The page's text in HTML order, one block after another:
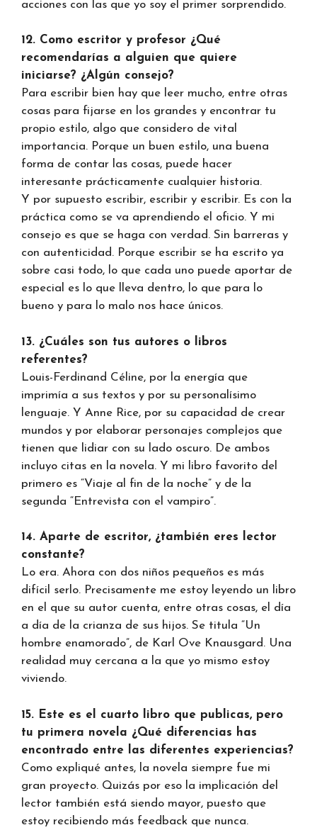
acciones con las que yo soy el primer sorprendido.
12. Como escritor y profesor ¿Qué
recomendarías a alguien que quiere
iniciarse? ¿Algún consejo?
Para escribir bien hay que leer mucho, entre otras
cosas para fijarse en los grandes y encontrar tu
propio estilo, algo que considero de vital
importancia. Porque un buen estilo, una buena
forma de contar las cosas, puede hacer
interesante prácticamente cualquier historia.
Y por supuesto escribir, escribir y escribir. Es con la
práctica como se va aprendiendo el oficio. Y mi
consejo es que se haga con verdad. Sin barreras y
con autenticidad. Porque escribir se ha escrito ya
sobre casi todo, lo que cada uno puede aportar de
especial es lo que lleva dentro, lo que para lo
bueno y para lo malo nos hace únicos.
13. ¿Cuáles son tus autores o libros
referentes?
Louis-Ferdinand Céline, por la energía que
imprimía a sus textos y por su personalísimo
lenguaje. Y Anne Rice, por su capacidad de crear
mundos y por elaborar personajes complejos que
tienen que lidiar con su lado oscuro. De ambos
incluyo citas en la novela. Y mi libro favorito del
primero es “Viaje al fin de la noche” y de la
segunda “Entrevista con el vampiro”.
14. Aparte de escritor, ¿también eres lector
constante?
Lo era. Ahora con dos niños pequeños es más
difícil serlo. Precisamente me estoy leyendo un libro
en el que su autor cuenta, entre otras cosas, el día
a día de la crianza de sus hijos. Se titula “Un
hombre enamorado”, de Karl Ove Knausgard. Una
realidad muy cercana a la que yo mismo estoy
viviendo.
15. Este es el cuarto libro que publicas, pero
tu primera novela ¿Qué diferencias has
encontrado entre las diferentes experiencias?
Como expliqué antes, la novela siempre fue mi
gran proyecto. Quizás por eso la implicación del
lector también está siendo mayor, puesto que
estoy recibiendo más feedback que nunca.